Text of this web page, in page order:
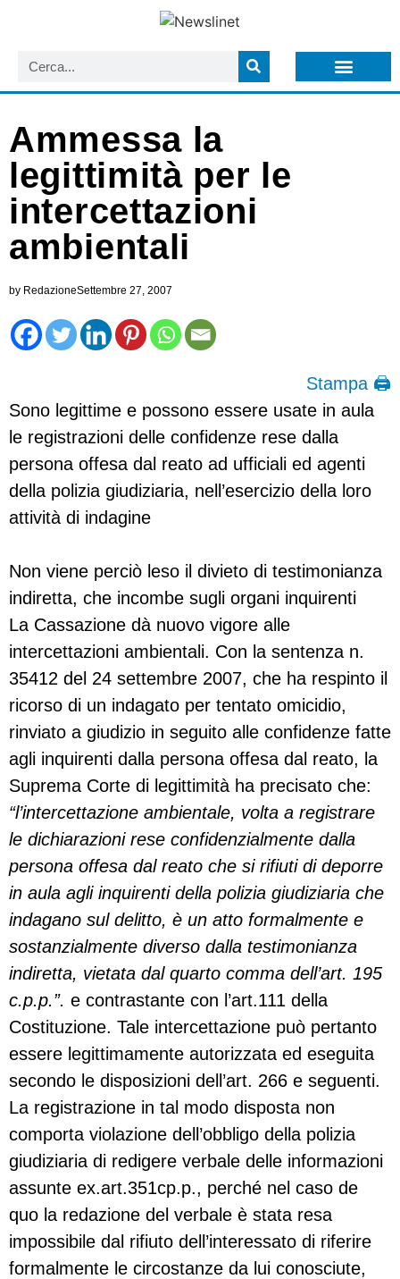
Ammessa la
legittimità per le
intercettazioni
ambientali
by RedazioneSettembre 27, 2007
Stampa 🖨
Sono legittime e possono essere usate in aula
le registrazioni delle confidenze rese dalla
persona offesa dal reato ad ufficiali ed agenti
della polizia giudiziaria, nell’esercizio della loro
attività di indagine
Non viene perciò leso il divieto di testimonianza
indiretta, che incombe sugli organi inquirenti
La Cassazione dà nuovo vigore alle
intercettazioni ambientali. Con la sentenza n.
35412 del 24 settembre 2007, che ha respinto il
ricorso di un indagato per tentato omicidio,
rinviato a giudizio in seguito alle confidenze fatte
agli inquirenti dalla persona offesa dal reato, la
Suprema Corte di legittimità ha precisato che:
“l’intercettazione ambientale, volta a registrare
le dichiarazioni rese confidenzialmente dalla
persona offesa dal reato che si rifiuti di deporre
in aula agli inquirenti della polizia giudiziaria che
indagano sul delitto, è un atto formalmente e
sostanzialmente diverso dalla testimonianza
indiretta, vietata dal quarto comma dell’art. 195
c.p.p.”. e contrastante con l’art.111 della
Costituzione. Tale intercettazione può pertanto
essere legittimamente autorizzata ed eseguita
secondo le disposizioni dell’art. 266 e seguenti.
La registrazione in tal modo disposta non
comporta violazione dell’obbligo della polizia
giudiziaria di redigere verbale delle informazioni
assunte ex.art.351cp.p., perché nel caso de
quo la redazione del verbale è stata resa
impossibile dal rifiuto dell’interessato di riferire
formalmente le circostanze da lui conosciute,